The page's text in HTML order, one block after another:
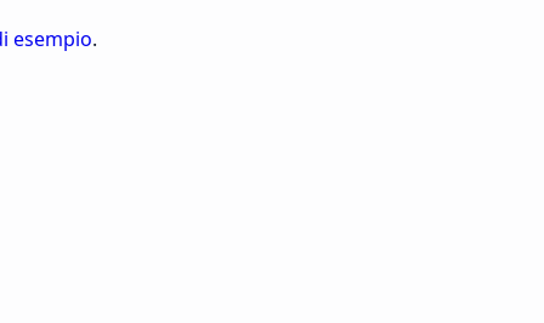
esempio.